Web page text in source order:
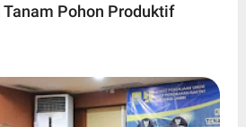
Tanam Pohon Produktif